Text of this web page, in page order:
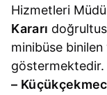
Hizmetleri
Kararı
minibüse
göstermektedir.
–